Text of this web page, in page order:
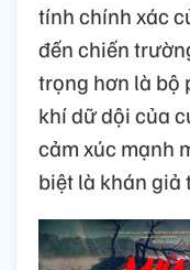
tính chính xác
đến chiến
trọng hơn là bộ
khí dữ dội của
cảm xúc mạnh
biệt là khán giả